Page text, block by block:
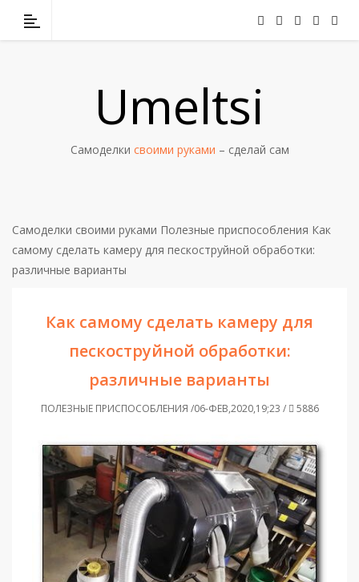
Umeltsi
Самоделки своими руками – сделай сам
Самоделки своими руками Полезные приспособления Как
самому сделать камеру для пескоструйной обработки:
различные варианты
Как самому сделать камеру для
пескоструйной обработки:
различные варианты
ПОЛЕЗНЫЕ ПРИСПОСОБЛЕНИЯ /06-ФЕВ,2020,19;23 / 5886